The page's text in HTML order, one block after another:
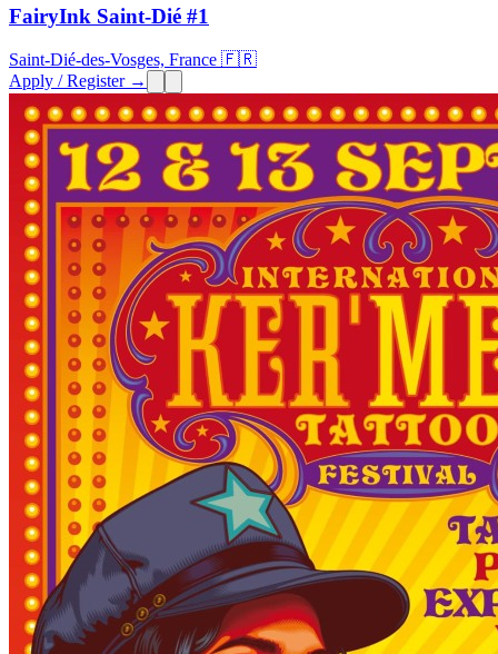
FairyInk Saint-Dié #1
Saint-Dié-des-Vosges, France 🇫🇷
Apply / Register →